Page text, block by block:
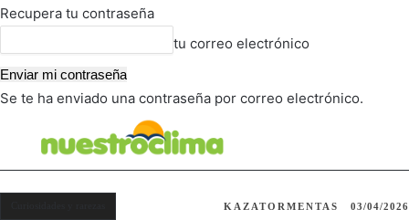
Recupera tu contraseña
tu correo electrónico
Se te ha enviado una contraseña por correo electrónico.
KAZATORMENTAS 03/04/2026